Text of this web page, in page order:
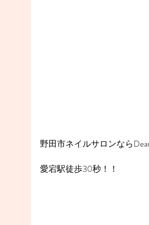
野田市ネイルサロンなら
愛宕駅徒歩30秒！！